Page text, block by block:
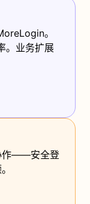
。
。业务扩展
作——安全登